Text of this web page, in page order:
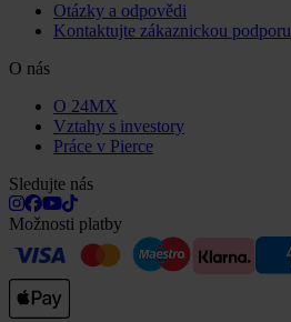
Otázky a odpovědi
Kontaktujte zákaznickou podporu
O nás
O 24MX
Vztahy s investory
Práce v Pierce
Sledujte nás
Možnosti platby